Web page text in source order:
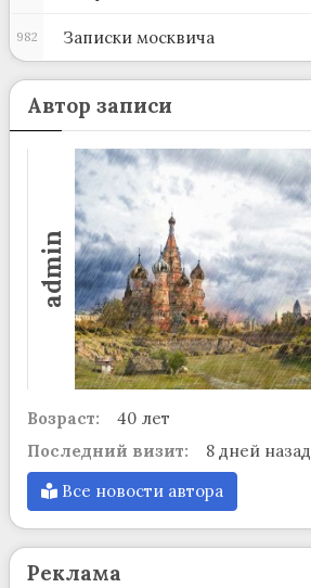
Записки москвича
982
Автор записи
admin
Возраст:
40 лет
Последний визит:
8 дней назад
Все новости автора
Реклама